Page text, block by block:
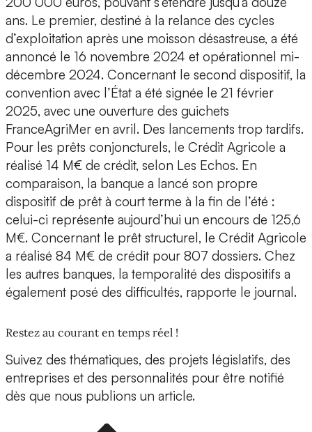
ans. Le premier, destiné à la relance des cycles
d’exploitation après une moisson désastreuse, a été
annoncé le 16 novembre 2024 et opérationnel mi-
décembre 2024. Concernant le second dispositif, la
convention avec l’État a été signée le 21 février
2025, avec une ouverture des guichets
FranceAgriMer en avril. Des lancements trop tardifs.
Pour les prêts conjoncturels, le Crédit Agricole a
réalisé 14 M€ de crédit, selon Les Echos. En
comparaison, la banque a lancé son propre
dispositif de prêt à court terme à la fin de l’été :
celui-ci représente aujourd’hui un encours de 125,6
M€. Concernant le prêt structurel, le Crédit Agricole
a réalisé 84 M€ de crédit pour 807 dossiers. Chez
les autres banques, la temporalité des dispositifs a
également posé des difficultés, rapporte le journal.
Restez au courant en temps réel !
Suivez des thématiques, des projets législatifs, des
entreprises et des personnalités pour être notifié
dès que nous publions un article.